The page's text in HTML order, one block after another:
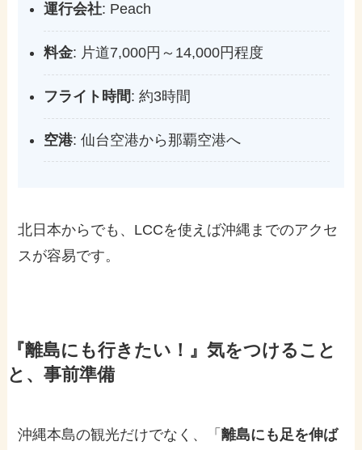
運行会社: Peach
料金: 片道7,000円～14,000円程度
フライト時間: 約3時間
空港: 仙台空港から那覇空港へ
北日本からでも、LCCを使えば沖縄までのアクセ
スが容易です。
『離島にも行きたい！』気をつけること
と、事前準備
沖縄本島の観光だけでなく、「離島にも足を伸ば